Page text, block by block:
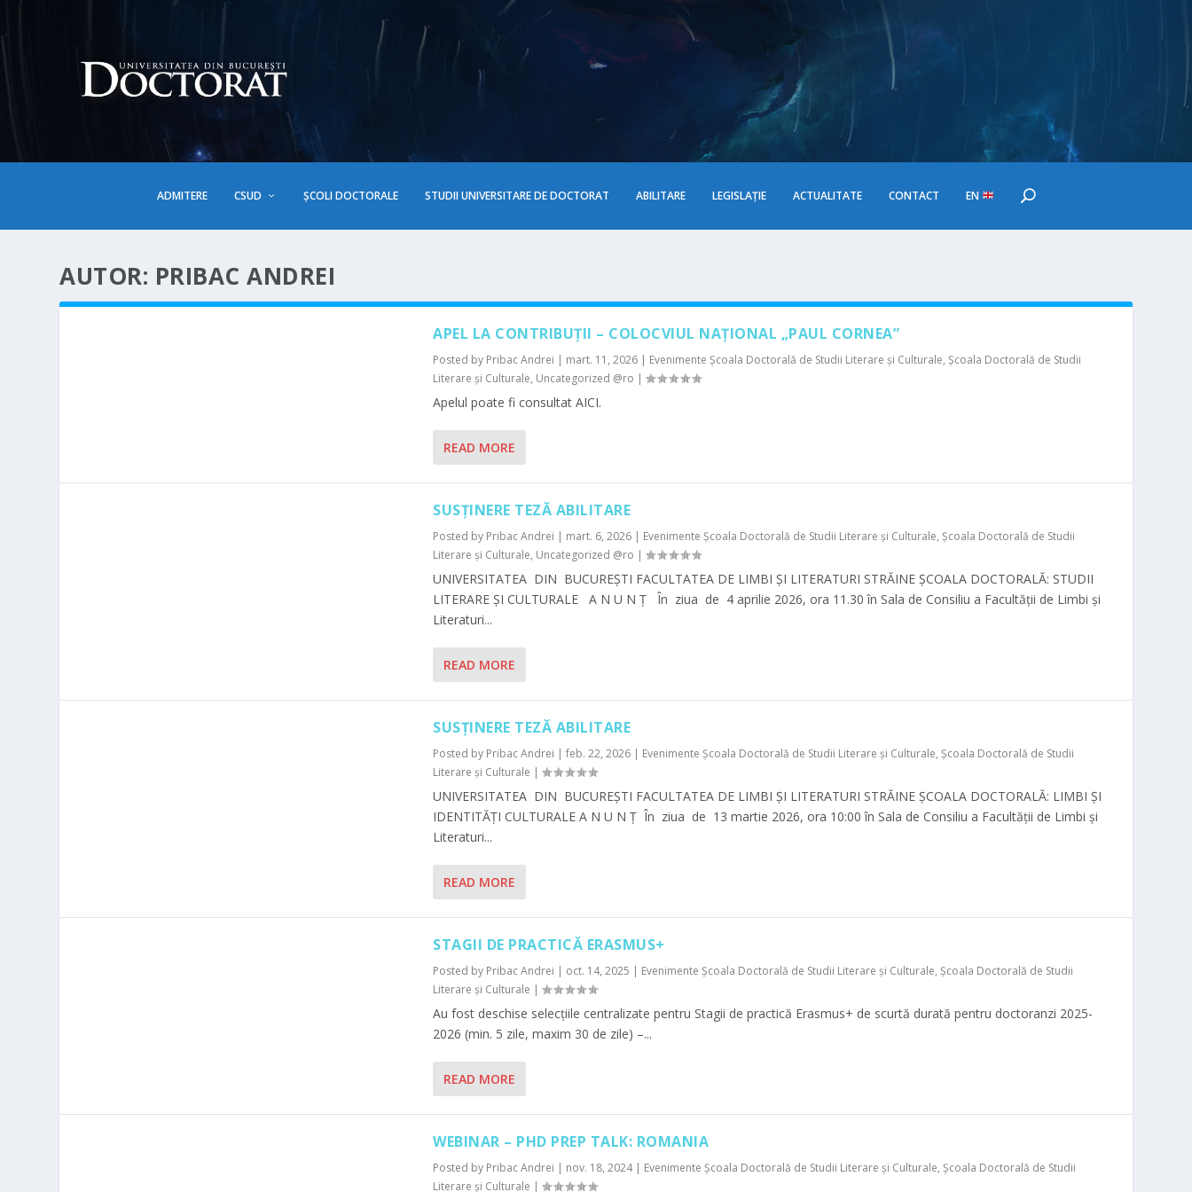
ADMITERE CSUD ȘCOLI DOCTORALE STUDII UNIVERSITARE DE DOCTORAT ABILITARE LEGISLAȚIE ACTUALITATE CONTACT EN
AUTOR: PRIBAC ANDREI
APEL LA CONTRIBUȚII – COLOCVIUL NAȚIONAL „PAUL CORNEA”
Posted by Pribac Andrei | mart. 11, 2026 | Evenimente Şcoala Doctorală de Studii Literare şi Culturale,Şcoala Doctorală de Studii
Literare şi Culturale, Uncategorized @ro |
Apelul poate fi consultat AICI.
READ MORE
SUSȚINERE TEZĂ ABILITARE
Posted by Pribac Andrei | mart. 6, 2026 | Evenimente Şcoala Doctorală de Studii Literare şi Culturale,Şcoala Doctorală de Studii
Literare şi Culturale, Uncategorized @ro |
UNIVERSITATEA DIN BUCUREŞTI FACULTATEA DE LIMBI ȘI LITERATURI STRĂINE ŞCOALA DOCTORALĂ: STUDII
LITERARE ȘI CULTURALE A N U N Ţ În ziua de 4 aprilie 2026, ora 11.30 în Sala de Consiliu a Facultății de Limbi și
Literaturi...
READ MORE
SUSȚINERE TEZĂ ABILITARE
Posted by Pribac Andrei |feb. 22, 2026 | Evenimente Şcoala Doctorală de Studii Literare şi Culturale,Şcoala Doctorală de Studii
Literare şi Culturale |
UNIVERSITATEA DIN BUCUREŞTI FACULTATEA DE LIMBI ȘI LITERATURI STRĂINE ŞCOALA DOCTORALĂ: LIMBI ȘI
IDENTITĂȚI CULTURALE A N U N Ţ În ziua de 13 martie 2026, ora 10:00 în Sala de Consiliu a Facultății de Limbi și
Literaturi...
READ MORE
STAGII DE PRACTICĂ ERASMUS+
Posted by Pribac Andrei | oct. 14, 2025 | Evenimente Şcoala Doctorală de Studii Literare şi Culturale,Şcoala Doctorală de Studii
Literare şi Culturale |
Au fost deschise selecțiile centralizate pentru Stagii de practică Erasmus+ de scurtă durată pentru doctoranzi 2025-
2026 (min. 5 zile, maxim 30 de zile) –...
READ MORE
WEBINAR – PHD PREP TALK: ROMANIA
Posted by Pribac Andrei | nov. 18, 2024| Evenimente Şcoala Doctorală de Studii Literare şi Culturale,Şcoala Doctorală de Studii
Literare şi Culturale |